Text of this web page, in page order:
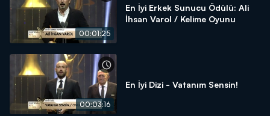
00:01:25
En İyi Erkek Sunucu Ödülü: Ali
İhsan Varol / Kelime Oyunu
00:03:16
En İyi Dizi - Vatanım Sensin!